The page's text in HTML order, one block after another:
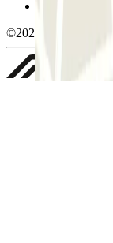
©2026 Parclick. All